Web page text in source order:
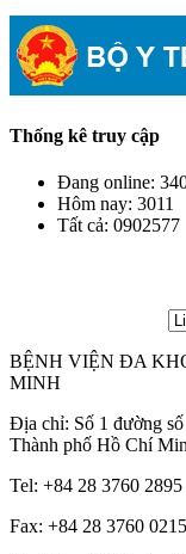
Thống kê truy cập
Đang online:
Hôm nay: 3011
Tất cả: 0902577
BỆNH VIỆN ĐA
MINH
Địa chỉ: Số 1 đường
Thành phố Hồ Chí
Tel: +84 28 3760 2895
Fax: +84 28 3760 0215